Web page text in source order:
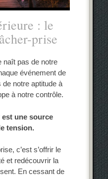
: le
prise
naît pas de notre
événement de
notre aptitude à
à notre contrôle.
une source
tension.
c’est s’offrir le
et redécouvrir la
En cessant de